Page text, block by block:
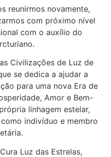
reunirmos novamente,
com próximo nível
com o auxílio do
Civilizações de Luz de
se dedica a ajudar a
para uma nova Era de
Amor e Bem-
linhagem estelar,
indivíduo e membro
Luz das Estrelas,